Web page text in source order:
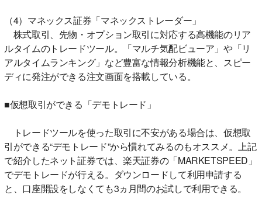
（4）マネックス証券「マネックストレーダー」
株式取引、先物・オプション取引に対応する高機能のリア
ルタイムのトレードツール。「マルチ気配ビューア」や「リ
アルタイムランキング」など豊富な情報分析機能と、スピー
ディに発注ができる注文画面を搭載している。
■仮想取引ができる「デモトレード」
トレードツールを使った取引に不安がある場合は、仮想取
引ができる“デモトレード”から慣れてみるのもオススメ。上記
で紹介したネット証券では、楽天証券の「MARKETSPEED」
でデモトレードが行える。ダウンロードして利用申請する
と、口座開設をしなくても3ヵ月間のお試しで利用できる。